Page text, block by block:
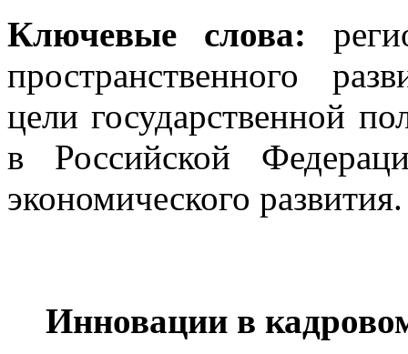
Ключевые слова:
пространственного
цели государственной
в Российской
экономического развития.
Инновации в